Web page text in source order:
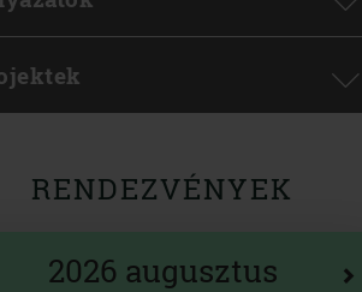
RENDEZVÉNYEK
2026 augusztus